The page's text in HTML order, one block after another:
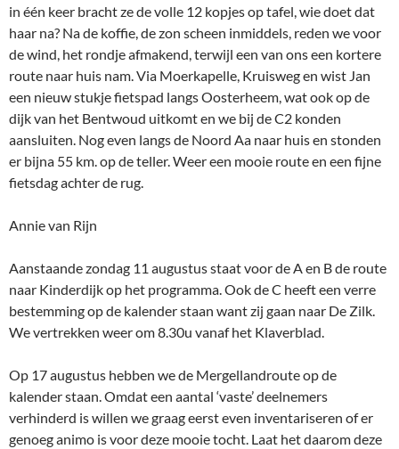
in één keer bracht ze de volle 12 kopjes op tafel, wie doet dat
haar na? Na de koffie, de zon scheen inmiddels, reden we voor
de wind, het rondje afmakend, terwijl een van ons een kortere
route naar huis nam. Via Moerkapelle, Kruisweg en wist Jan
een nieuw stukje fietspad langs Oosterheem, wat ook op de
dijk van het Bentwoud uitkomt en we bij de C2 konden
aansluiten. Nog even langs de Noord Aa naar huis en stonden
er bijna 55 km. op de teller. Weer een mooie route en een fijne
fietsdag achter de rug.
Annie van Rijn
Aanstaande zondag 11 augustus staat voor de A en B de route
naar Kinderdijk op het programma. Ook de C heeft een verre
bestemming op de kalender staan want zij gaan naar De Zilk.
We vertrekken weer om 8.30u vanaf het Klaverblad.
Op 17 augustus hebben we de Mergellandroute op de
kalender staan. Omdat een aantal ‘vaste’ deelnemers
verhinderd is willen we graag eerst even inventariseren of er
genoeg animo is voor deze mooie tocht. Laat het daarom deze